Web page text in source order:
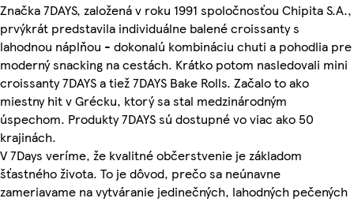
Značka 7DAYS, založená v roku 1991 spoločnosťou Chipita S.A.,
prvýkrát predstavila individuálne balené croissanty s
lahodnou náplňou - dokonalú kombináciu chuti a pohodlia pre
moderný snacking na cestách. Krátko potom nasledovali mini
croissanty 7DAYS a tiež 7DAYS Bake Rolls. Začalo to ako
miestny hit v Grécku, ktorý sa stal medzinárodným
úspechom. Produkty 7DAYS sú dostupné vo viac ako 50
krajinách.
V 7Days veríme, že kvalitné občerstvenie je základom
šťastného života. To je dôvod, prečo sa neúnavne
zameriavame na vytváranie jedinečných, lahodných pečených